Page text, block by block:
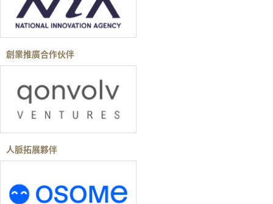
創業推廣合作伙伴
人脈拓展夥伴